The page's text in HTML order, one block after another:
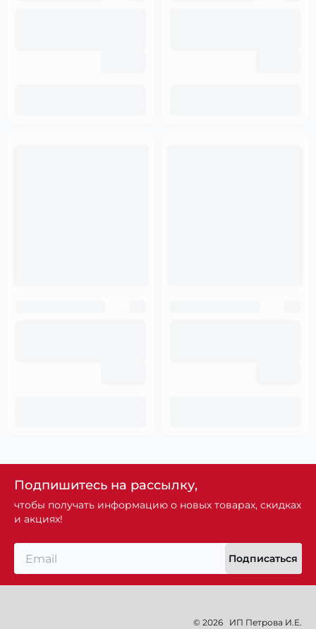
Подпишитесь на рассылку,
чтобы получать информацию о новых товарах, скидках
и акциях!
Подписаться
© 2026 ИП Петрова И.Е.